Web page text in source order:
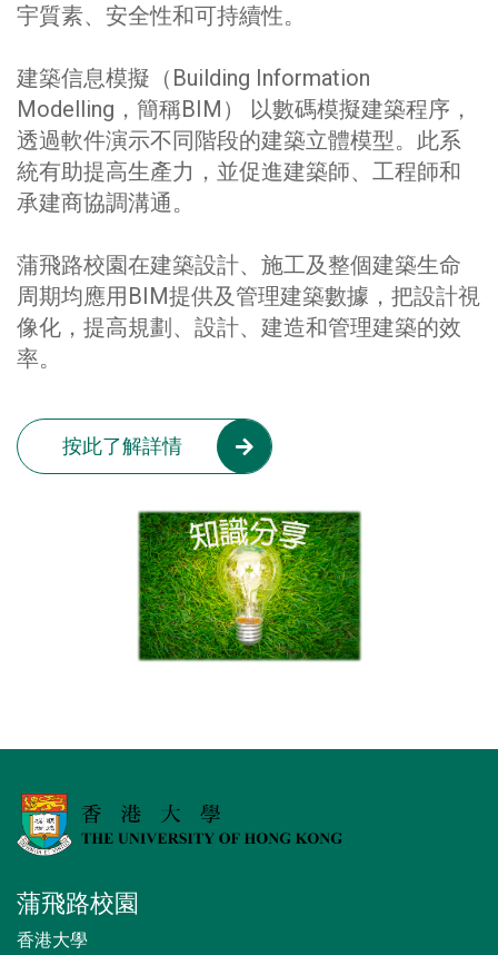
宇質素、安全性和可持續性。
建築信息模擬（Building Information
Modelling，簡稱BIM） 以數碼模擬建築程序，
透過軟件演示不同階段的建築立體模型。此系
統有助提高生產力，並促進建築師、工程師和
承建商協調溝通。
蒲飛路校園在建築設計、施工及整個建築生命
周期均應用BIM提供及管理建築數據，把設計視
像化，提高規劃、設計、建造和管理建築的效
率。
按此了解詳情
蒲飛路校園
香港大學